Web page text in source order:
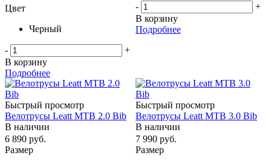
Цвет
Черный
-
+
В корзину
Подробнее
-
+
В корзину
Подробнее
Быстрый просмотр
Велотрусы Leatt MTB 2.0 Bib
В наличии
6 890 руб.
Размер
Быстрый просмотр
Велотрусы Leatt MTB 3.0 Bib
В наличии
7 990 руб.
Размер